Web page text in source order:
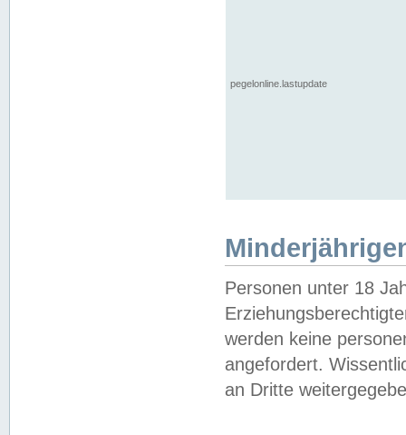
pegelonline.lastupdate
Personen unter 18
werden keine
angefordert.
an Dritte